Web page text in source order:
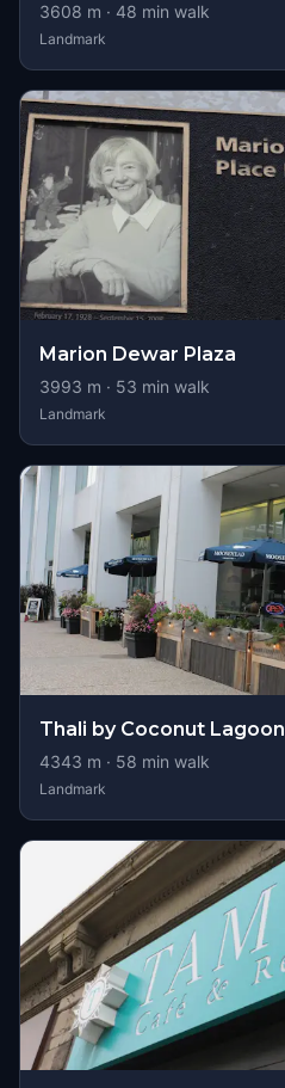
3608 m · 48 min walk
Landmark
Marion Dewar Plaza
3993 m · 53 min walk
Landmark
Thali by Coconut Lagoon
4343 m · 58 min walk
Landmark